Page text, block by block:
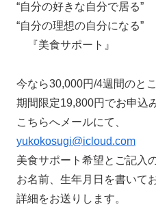
“自分の好きな自分で居る”
“自分の理想の自分になる”
『美食サポート』
今なら30,000円/4週間のとこ
期間限定19,800円でお申込
こちらへメールにて、
yukokosugi@icloud.com
美食サポート希望とご記入の
お名前、生年月日を書いて
詳細をお送りします。